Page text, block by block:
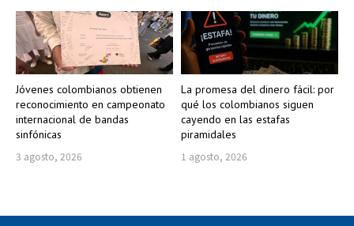
Jóvenes colombianos obtienen
reconocimiento en campeonato
internacional de bandas
sinfónicas
3 agosto, 2026
La promesa del dinero fácil: por
qué los colombianos siguen
cayendo en las estafas
piramidales
1 agosto, 2026